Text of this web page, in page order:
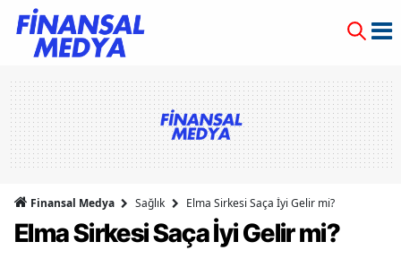
Finansal Medya Sağlık Elma Sirkesi Saça İyi Gelir mi?
Elma Sirkesi Saça İyi Gelir mi?